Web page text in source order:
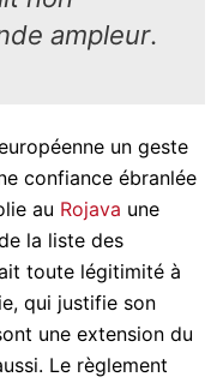
ampleur.
un geste
confiance ébranlée
au Rojava une
la liste des
toute légitimité à
qui justifie son
une extension du
Le règlement